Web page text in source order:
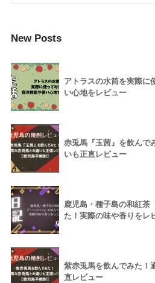
New Posts
アトラスの水筒を実際に
い心地をレビュー
赤兎馬『玉茜』を飲んで
いも正直レビュー
鹿児島・種子島の和紅茶
た！実際の味や香りをレ
紫赤兎馬を飲んでみた！
直レビュー